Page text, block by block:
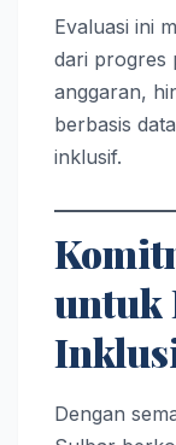
Evaluasi ini
dari progres
anggaran,
berbasis
inklusif.
untuk
Dengan